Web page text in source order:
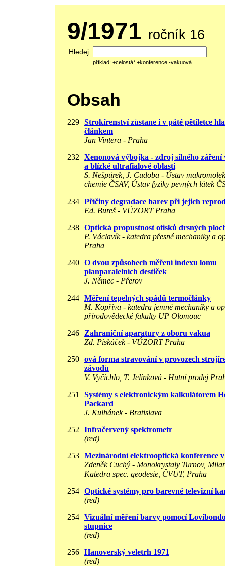
9/1971 ročník 16
Hledej:
příklad: +celostá* +konference -vakuová
Obsah
229 Strokírenství zůstane i v páté pětiletce
článkem
Jan Vintera - Praha
232
Xenonová výbojka - zdroj silného záření
a blízké ultrafialové oblasti
S. Nešpůrek, J. Cudoba - Ústav
chemie ČSAV, Ústav fyziky pevných látek
234 Příčiny degradace barev při jejich
Ed. Bureš - VÚZORT Praha
238 Optická propustnost otisků drsných
P. Václavík - katedra přesné mechaniky a
Praha
240 O dvou způsobech měření indexu lomu
planparalelních destiček
J. Němec - Přerov
244 Měření tepelných spádů termočlánky
M. Kopřiva - katedra jemné mechaniky a
přírodovědecké fakulty UP Olomouc
246
Zahraniční aparatury z oboru vakua
Zd. Piskáček - VÚZORT Praha
250 ová forma stravování v provozech
závodů
V. Vyčichlo, T. Jelínková - Hutní prodej
251
Systémy s elektronickým kalkulátorem
Packard
J. Kulhánek - Bratislava
252
Infračervený spektrometr
(red)
253 Mezinárodní elektrooptická konference
Zdeněk Cuchý - Monokrystaly Turnov,
Katedra spec. geodesie, ČVUT, Praha
254 Optické systémy pro barevné televizní
(red)
254 Vizuální měření barvy pomocí
stupnice
(red)
256 Hanoverský veletrh 1971
(red)